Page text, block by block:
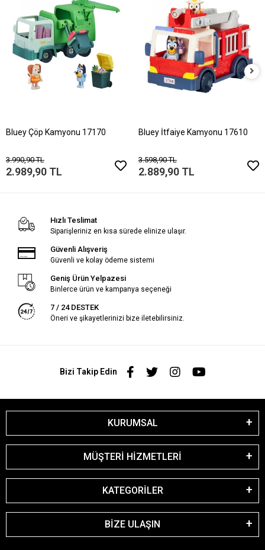
Bluey Çöp Kamyonu 17170
3.990,90 TL
2.989,90 TL
Bluey İtfaiye Kamyonu 17610
3.598,90 TL
2.889,90 TL
Hızlı Teslimat
Siparişleriniz en kısa sürede elinize ulaşır.
Güvenli Alışveriş
Güvenli ve kolay ödeme sistemi
Geniş Ürün Yelpazesi
Binlerce ürün ve kampanya seçeneği
7 / 24 DESTEK
Öneri ve şikayetlerinizi bize iletebilirsiniz.
Bizi Takip Edin
KURUMSAL
MÜŞTERİ HİZMETLERİ
KATEGORİLER
BİZE ULAŞIN